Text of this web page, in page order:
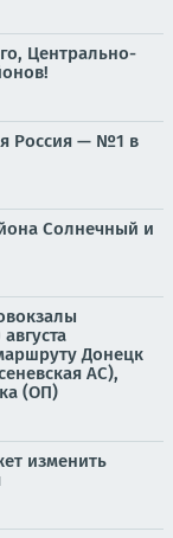
Центрально-
Россия — №1 в
Солнечный и
Донецк
АС),
(ОП)
изменить